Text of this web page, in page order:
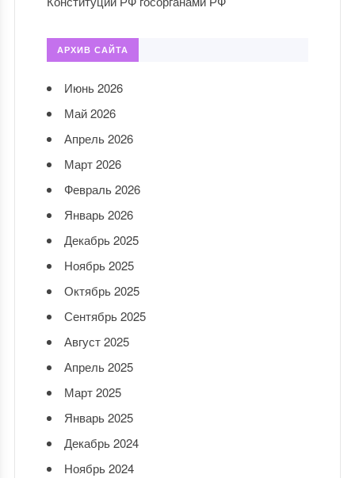
АРХИВ САЙТА
Июнь 2026
Май 2026
Апрель 2026
Март 2026
Февраль 2026
Январь 2026
Декабрь 2025
Ноябрь 2025
Октябрь 2025
Сентябрь 2025
Август 2025
Апрель 2025
Март 2025
Январь 2025
Декабрь 2024
Ноябрь 2024